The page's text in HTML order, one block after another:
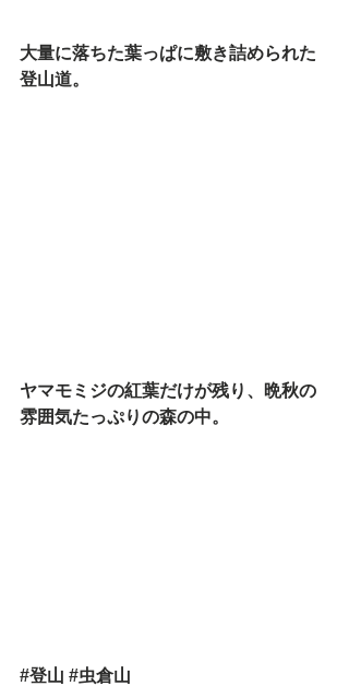
大量に落ちた葉っぱに敷き詰められた
登山道。
ヤマモミジの紅葉だけが残り、晩秋の
雰囲気たっぷりの森の中。
#登山 #虫倉山